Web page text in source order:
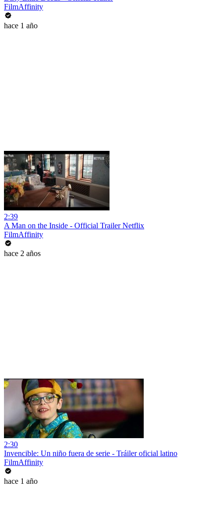
FilmAffinity
hace 1 año
2:39
A Man on the Inside - Official Trailer Netflix
FilmAffinity
hace 2 años
2:30
Invencible: Un niño fuera de serie - Tráiler oficial latino
FilmAffinity
hace 1 año